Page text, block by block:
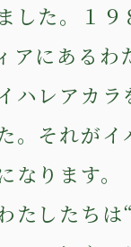
した。１９
アにあるわ
ハレアカラ
。それがイ
なります。
たしたち